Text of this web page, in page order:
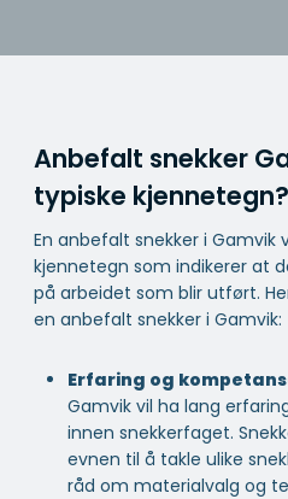
Anbefalt snekker
typiske kjennetegn?
En anbefalt snekker i Gamvik
kjennetegn som indikerer at
på arbeidet som blir utført.
en anbefalt snekker i Gamvik:
Erfaring og
Gamvik vil ha lang
innen snekkerfaget.
evnen til å takle ulike
råd om materialvalg og